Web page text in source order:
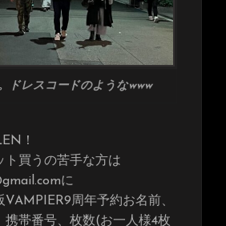
ドレスコードのようなwww
！
ト買うの苦手な方は
に
VAMPIER9周年予約お名前、
携帯番号、枚数(お一人様4枚